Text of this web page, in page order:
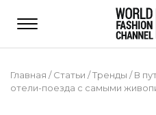
Главная /Статьи /Тренды /В
отели-поезда с самыми